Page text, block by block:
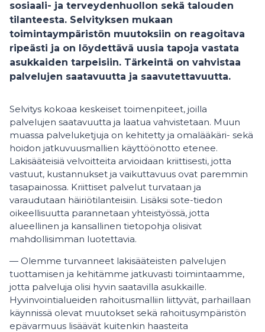
sosiaali- ja terveydenhuollon sekä talouden
tilanteesta. Selvityksen mukaan
toimintaympäristön muutoksiin on reagoitava
ripeästi ja on löydettävä uusia tapoja vastata
asukkaiden tarpeisiin. Tärkeintä on vahvistaa
palvelujen saatavuutta ja saavutettavuutta.
Selvitys kokoaa keskeiset toimenpiteet, joilla
palvelujen saatavuutta ja laatua vahvistetaan. Muun
muassa palveluketjuja on kehitetty ja omalääkäri- sekä
hoidon jatkuvuusmallien käyttöönotto etenee.
Lakisääteisiä velvoitteita arvioidaan kriittisesti, jotta
vastuut, kustannukset ja vaikuttavuus ovat paremmin
tasapainossa. Kriittiset palvelut turvataan ja
varaudutaan häiriötilanteisiin. Lisäksi sote-tiedon
oikeellisuutta parannetaan yhteistyössä, jotta
alueellinen ja kansallinen tietopohja olisivat
mahdollisimman luotettavia.
— Olemme turvanneet lakisääteisten palvelujen
tuottamisen ja kehitämme jatkuvasti toimintaamme,
jotta palveluja olisi hyvin saatavilla asukkaille.
Hyvinvointialueiden rahoitusmalliin liittyvät, parhaillaan
käynnissä olevat muutokset sekä rahoitusympäristön
epävarmuus lisäävät kuitenkin haasteita